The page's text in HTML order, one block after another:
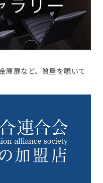
庫扉など、質屋を覗いて